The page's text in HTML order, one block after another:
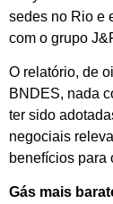
sedes no Rio e
com o grupo
O relatório, de
BNDES, nada
ter sido
negociais
benefícios para
Gás mais